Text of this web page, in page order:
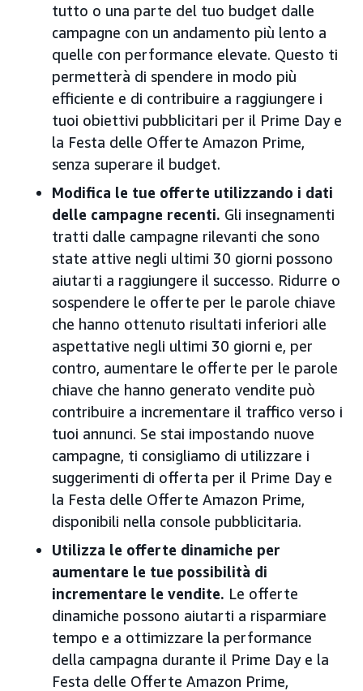
tutto o una parte del tuo budget dalle
campagne con un andamento più lento a
quelle con performance elevate. Questo ti
permetterà di spendere in modo più
efficiente e di contribuire a raggiungere i
tuoi obiettivi pubblicitari per il Prime Day e
la Festa delle Offerte Amazon Prime,
senza superare il budget.
Modifica le tue offerte utilizzando i dati
delle campagne recenti. Gli insegnamenti
tratti dalle campagne rilevanti che sono
state attive negli ultimi 30 giorni possono
aiutarti a raggiungere il successo. Ridurre o
sospendere le offerte per le parole chiave
che hanno ottenuto risultati inferiori alle
aspettative negli ultimi 30 giorni e, per
contro, aumentare le offerte per le parole
chiave che hanno generato vendite può
contribuire a incrementare il traffico verso i
tuoi annunci. Se stai impostando nuove
campagne, ti consigliamo di utilizzare i
suggerimenti di offerta per il Prime Day e
la Festa delle Offerte Amazon Prime,
disponibili nella console pubblicitaria.
Utilizza le offerte dinamiche per
aumentare le tue possibilità di
incrementare le vendite. Le offerte
dinamiche possono aiutarti a risparmiare
tempo e a ottimizzare la performance
della campagna durante il Prime Day e la
Festa delle Offerte Amazon Prime,